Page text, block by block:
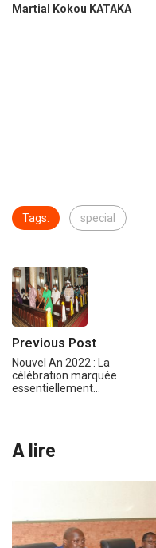
Martial Kokou KATAKA
Tags: special
Previous Post
Nouvel An 2022 : La
célébration marquée
essentiellement…
A lire